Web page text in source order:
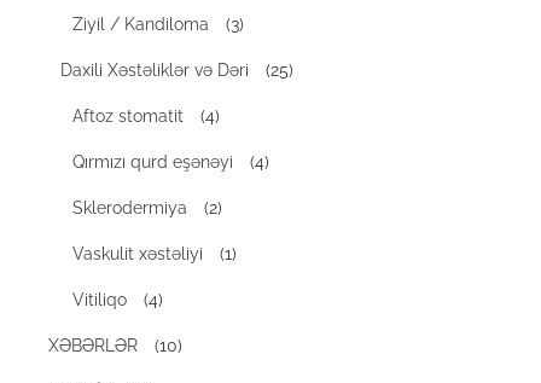
Ziyil / Kandiloma (3)
Daxili Xəstəliklər və Dəri (25)
Aftoz stomatit (4)
Qırmızı qurd eşənəyi (4)
Sklerodermiya (2)
Vaskulit xəstəliyi (1)
Vitiliqo (4)
XƏBƏRLƏR (10)